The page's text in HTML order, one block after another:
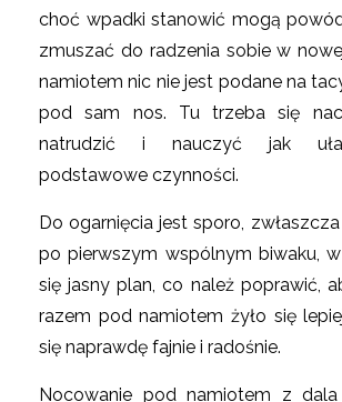
choć wpadki stanowić mogą
zmuszać do radzenia sobie w
namiotem nic nie jest podane na
pod sam nos. Tu trzeba się
natrudzić i nauczyć jak
podstawowe czynności.
Do ogarnięcia jest sporo,
po pierwszym wspólnym biwaku,
się jasny plan, co należ poprawić,
razem pod namiotem żyło się
się naprawdę fajnie i radośnie.
Nocowanie pod namiotem z